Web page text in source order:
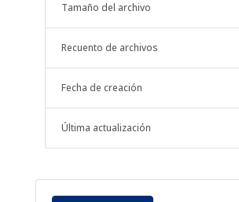
Tamaño del archivo
Recuento de archivos
Fecha de creación
Última actualización